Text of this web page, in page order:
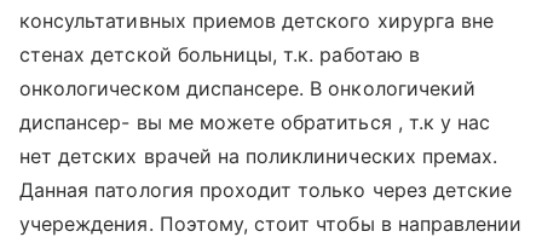
консультативных приемов детского хирурга вне
стенах детской больницы, т.к. работаю в
онкологическом диспансере. В онкологичекий
диспансер- вы ме можете обратиться , т.к у нас
нет детских врачей на поликлинических премах.
Данная патология проходит только через детские
учереждения. Поэтому, стоит чтобы в направлении